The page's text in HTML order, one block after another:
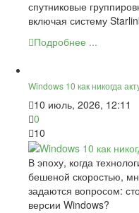
спутниковые
включая систему
Подробнее ...
Windows 10 как никогда
10 июль, 2026, 12:11
0
10
В эпоху, когда
бешеной скоростью,
задаются вопросом:
версии Windows?